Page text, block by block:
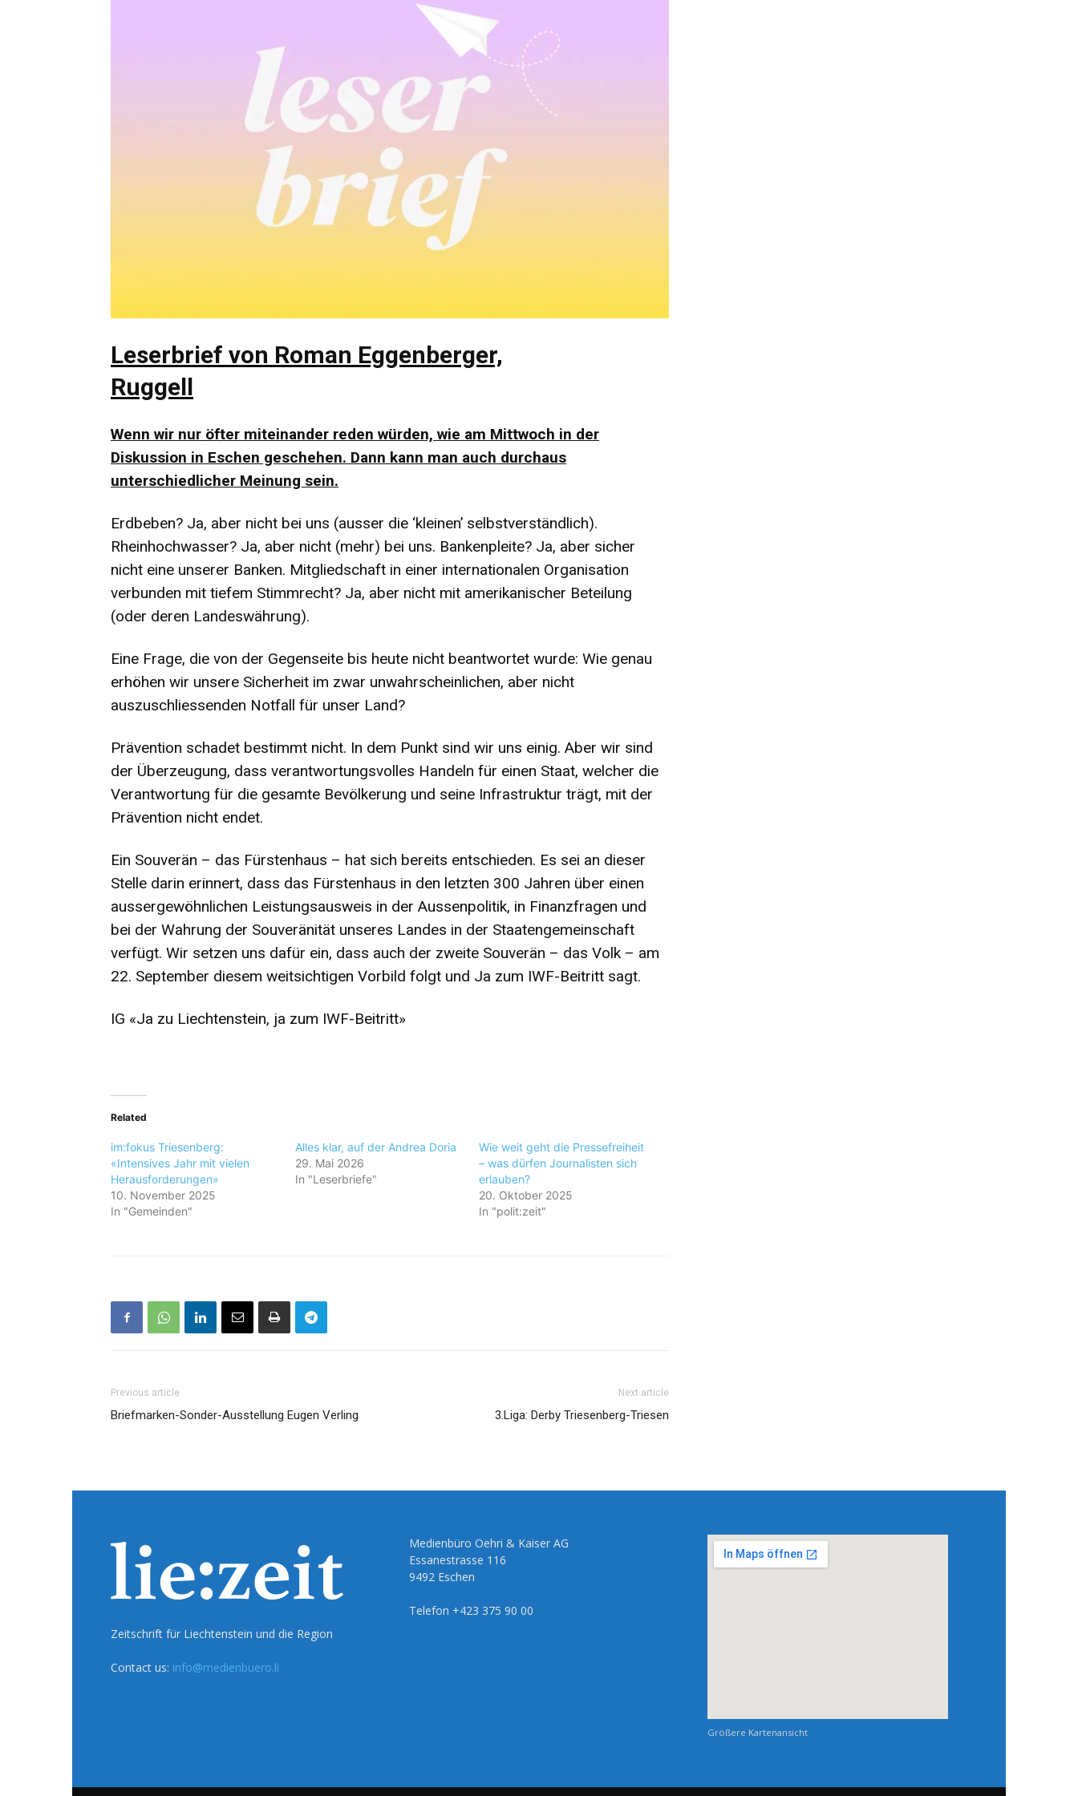
Leserbrief von Roman Eggenberger,
Ruggell
Wenn wir nur öfter miteinander reden würden, wie am Mittwoch in der
Diskussion in Eschen geschehen. Dann kann man auch durchaus
unterschiedlicher Meinung sein.
Erdbeben? Ja, aber nicht bei uns (ausser die ‘kleinen’ selbstverständlich).
Rheinhochwasser? Ja, aber nicht (mehr) bei uns. Bankenpleite? Ja, aber sicher
nicht eine unserer Banken. Mitgliedschaft in einer internationalen Organisation
verbunden mit tiefem Stimmrecht? Ja, aber nicht mit amerikanischer Beteilung
(oder deren Landeswährung).
Eine Frage, die von der Gegenseite bis heute nicht beantwortet wurde: Wie genau
erhöhen wir unsere Sicherheit im zwar unwahrscheinlichen, aber nicht
auszuschliessenden Notfall für unser Land?
Prävention schadet bestimmt nicht. In dem Punkt sind wir uns einig. Aber wir sind
der Überzeugung, dass verantwortungsvolles Handeln für einen Staat, welcher die
Verantwortung für die gesamte Bevölkerung und seine Infrastruktur trägt, mit der
Prävention nicht endet.
Ein Souverän – das Fürstenhaus – hat sich bereits entschieden. Es sei an dieser
Stelle darin erinnert, dass das Fürstenhaus in den letzten 300 Jahren über einen
aussergewöhnlichen Leistungsausweis in der Aussenpolitik, in Finanzfragen und
bei der Wahrung der Souveränität unseres Landes in der Staatengemeinschaft
verfügt. Wir setzen uns dafür ein, dass auch der zweite Souverän – das Volk – am
22. September diesem weitsichtigen Vorbild folgt und Ja zum IWF-Beitritt sagt.
IG «Ja zu Liechtenstein, ja zum IWF-Beitritt»
Related
im:fokus Triesenberg:
«Intensives Jahr mit vielen
Herausforderungen»
10. November 2025
In "Gemeinden"
Alles klar, auf der Andrea Doria
29. Mai 2026
In "Leserbriefe"
Wie weit geht die Pressefreiheit
– was dürfen Journalisten sich
erlauben?
20. Oktober 2025
In "polit:zeit"
Previous article
Briefmarken-Sonder-Ausstellung Eugen Verling
Next article
3.Liga: Derby Triesenberg-Triesen
Zeitschrift für Liechtenstein und die Region
Contact us: info@medienbuero.li
Medienbüro Oehri & Kaiser AG
Essanestrasse 116
9492 Eschen
Telefon +423 375 90 00
Größere Kartenansicht